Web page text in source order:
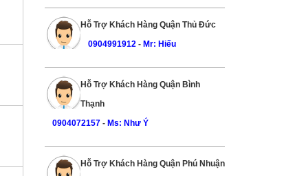
Hỗ Trợ Khách Hàng Quận Thủ Đức
0904991912 - Mr: Hiếu
Hỗ Trợ Khách Hàng Quận Bình
Thạnh
0904072157- Ms: Như Ý
Hỗ Trợ Khách Hàng Quận Phú Nhuận